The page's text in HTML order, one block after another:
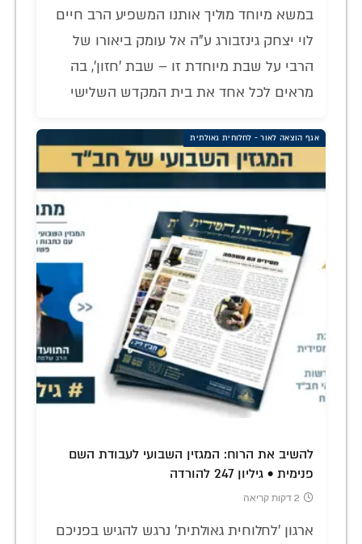
במשא מיוחד מוליך אותנו המשפיע הרב חיים
לוי יצחק גינזבורג ע"ה אל עומק ביאורו של
הרבי על שבת מיוחדת זו – שבת 'חזון', בה
מראים לכל אחד את בית המקדש השלישי
אגף הוצאה לאור - לחלוחית גאולתית
להשיב את הרוח: המגזין השבועי לעבודת השם
פנימית • גיליון 247 להורדה
2 דקות קריאה
ארגון 'לחלוחית גאולתית' נרגש להגיש בפניכם